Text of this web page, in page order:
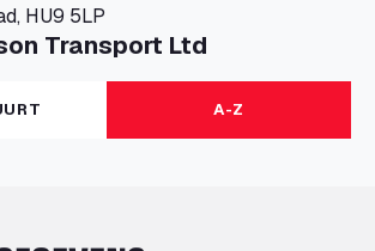
HU9 5LP
Transport Ltd
House, ME11 5GA
- Depot Parking
7, 41334
A-Z